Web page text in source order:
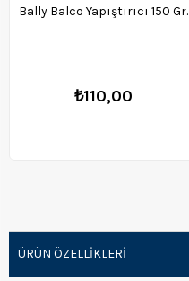
Bally Balco Yapıştırıcı 150 Gr.
₺110,00
ÜRÜN ÖZELLIKLERI